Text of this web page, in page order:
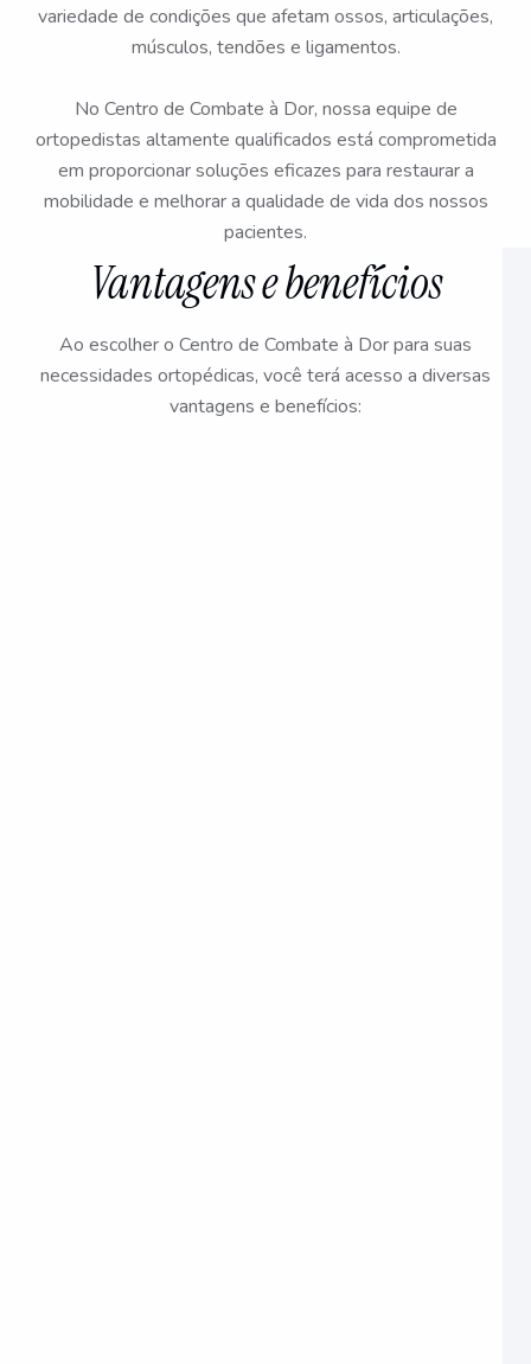
variedade de condições que afetam ossos, articulações,
músculos, tendões e ligamentos.
No Centro de Combate à Dor, nossa equipe de
ortopedistas altamente qualificados está comprometida
em proporcionar soluções eficazes para restaurar a
mobilidade e melhorar a qualidade de vida dos nossos
pacientes.
Vantagens e benefícios
Ao escolher o Centro de Combate à Dor para suas
necessidades ortopédicas, você terá acesso a diversas
vantagens e benefícios: